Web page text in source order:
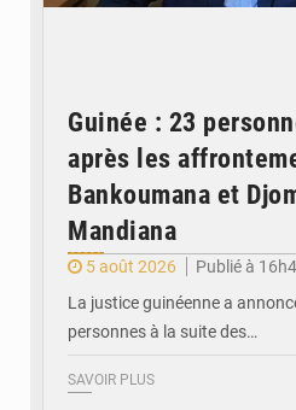
Guinée : 23
après les
Bankoumana et
Mandiana
5 août 2026
Publié à
La justice guinéenne a
personnes à la suite des…
SAVOIR PLUS